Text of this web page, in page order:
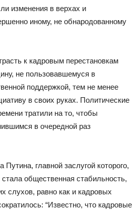
изменения в верхах и
иному, не обнародованному
к кадровым перестановкам
не пользовавшемуся в
поддержкой, тем не менее
в своих руках. Политические
тратили на то, чтобы
в очередной раз
Путина, главной заслугой которого,
стала общественная стабильность,
слухов, равно как и кадровых
“Известно, что кадровые